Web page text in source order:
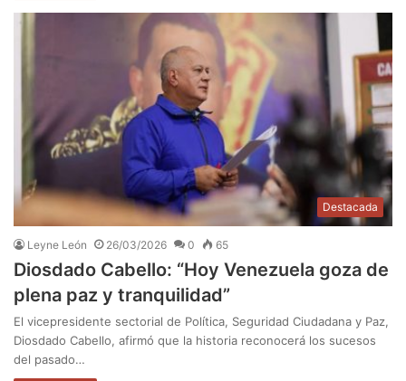
Destacada
Leyne León 26/03/2026 0 65
Diosdado Cabello: “Hoy Venezuela goza de
plena paz y tranquilidad”
El vicepresidente sectorial de Política, Seguridad Ciudadana y Paz,
Diosdado Cabello, afirmó que la historia reconocerá los sucesos
del pasado…